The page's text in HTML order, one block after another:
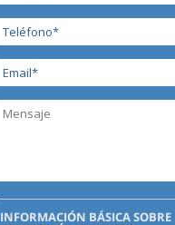
INFORMACIÓN BÁSICA SOBRE